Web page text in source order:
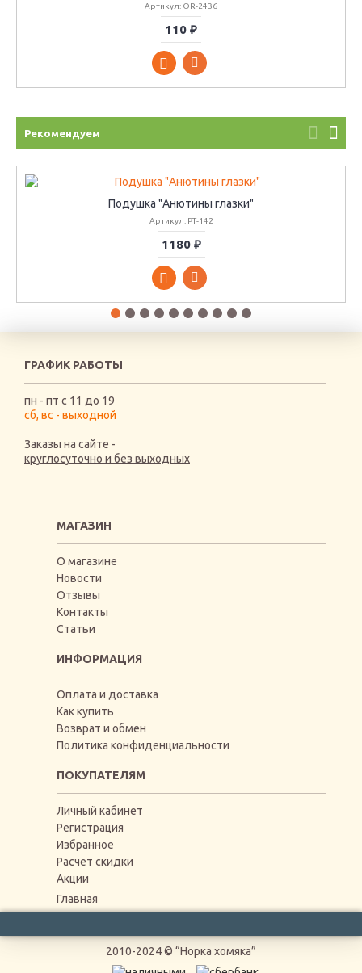
Артикул: OR-2436
110 ₽
Рекомендуем
Подушка "Анютины глазки"
Артикул: РТ-142
1180 ₽
ГРАФИК РАБОТЫ
пн - пт с 11 до 19
сб, вс - выходной
Заказы на сайте -
круглосуточно и без выходных
МАГАЗИН
О магазине
Новости
Отзывы
Контакты
Статьи
ИНФОРМАЦИЯ
Оплата и доставка
Как купить
Возврат и обмен
Политика конфиденциальности
ПОКУПАТЕЛЯМ
Личный кабинет
Регистрация
Избранное
Расчет скидки
Акции
Главная
2010-2024 © “Норка хомяка”